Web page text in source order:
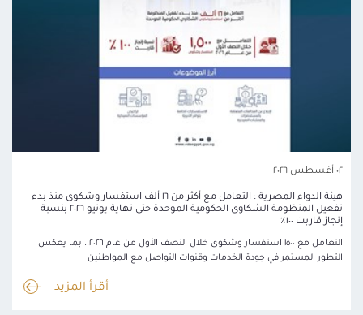
٠٢ أغسطس ٢٠٢٦
هيئة الدواء المصرية : التعامل مع أكثر من ١٦ ألف استفسار وشكوى منذ بدء
تفعيل المنظومة الشكاوى الحكومية الموحدة حتى نهاية يونيو ٢٠٢٦ بنسبة
إنجاز قاربت ١٠٠٪
التعامل مع ١٥٠٠ استفسار وشكوى خلال النصف الأول من عام ٢٠٢٦.. بما يعكس
التطور المستمر في جودة الخدمات وقنوات التواصل مع المواطنين
أقرأ المزيد